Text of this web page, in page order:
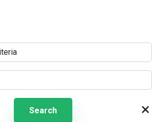
Search ×